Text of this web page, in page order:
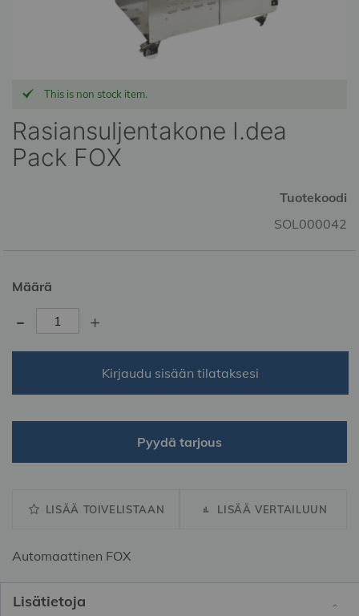
This is non stock item.
Rasiansuljentakone I.dea
Pack FOX
Tuotekoodi
SOL000042
Määrä
- +
Kirjaudu sisään tilataksesi
Pyydä tarjous
LISÄÄ TOIVELISTAAN LISÄÄ VERTAILUUN
Automaattinen FOX
Skip
the
beginning
of
Lisätietoja